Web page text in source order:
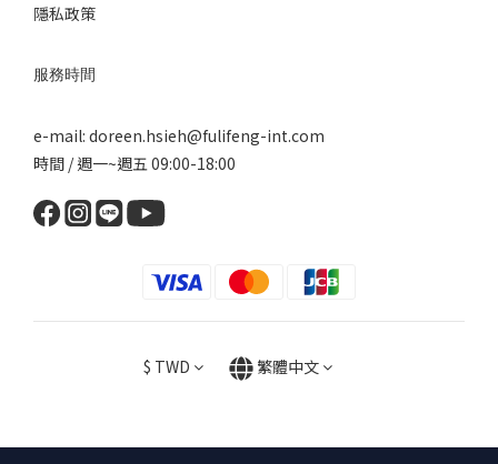
隱私政策
服務時間
e-mail: doreen.hsieh@fulifeng-int.com
時間 / 週一~週五 09:00-18:00
$ TWD 繁體中文